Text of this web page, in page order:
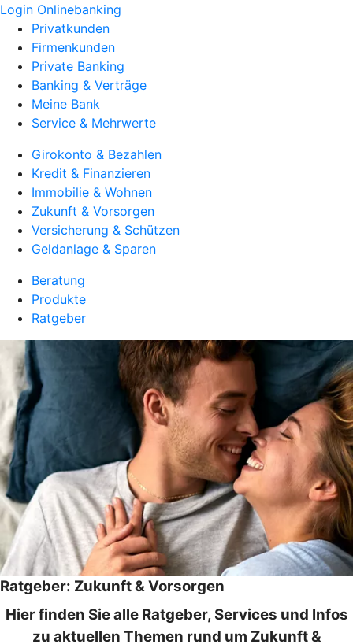
Login Onlinebanking
Privatkunden
Firmenkunden
Private Banking
Banking & Verträge
Meine Bank
Service & Mehrwerte
Girokonto & Bezahlen
Kredit & Finanzieren
Immobilie & Wohnen
Zukunft & Vorsorgen
Versicherung & Schützen
Geldanlage & Sparen
Beratung
Produkte
Ratgeber
Ratgeber: Zukunft & Vorsorgen
Hier finden Sie alle Ratgeber, Services und Infos
zu aktuellen Themen rund um Zukunft &